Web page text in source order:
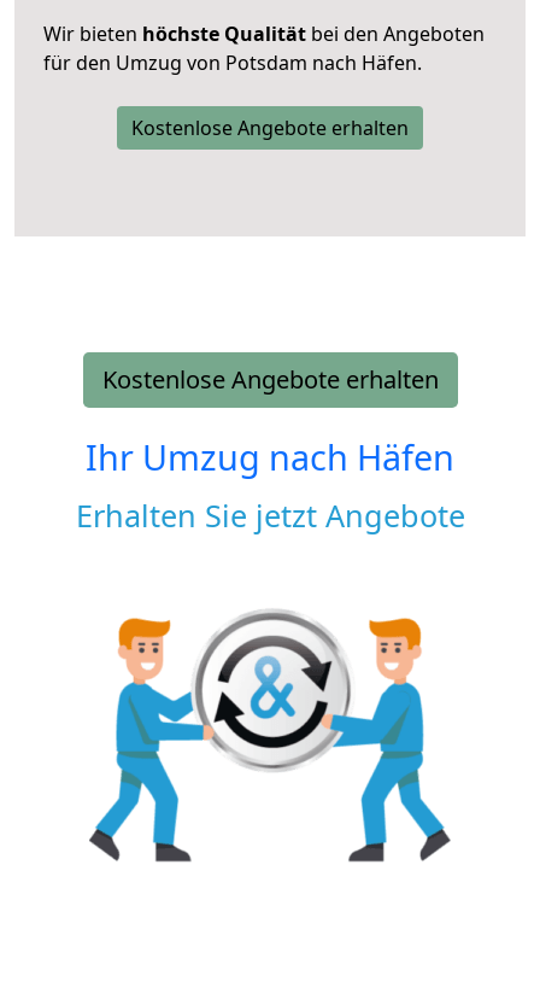
Wir bieten höchste Qualität bei den Angeboten
für den Umzug von Potsdam nach Häfen.
Kostenlose Angebote erhalten
Kostenlose Angebote erhalten
Ihr Umzug nach Häfen
Erhalten Sie jetzt Angebote